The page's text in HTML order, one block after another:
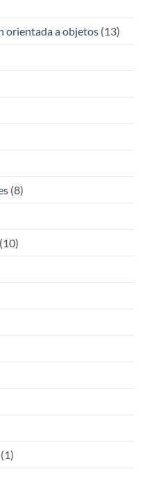
orientada a objetos (13)
(8)
(10)
(1)